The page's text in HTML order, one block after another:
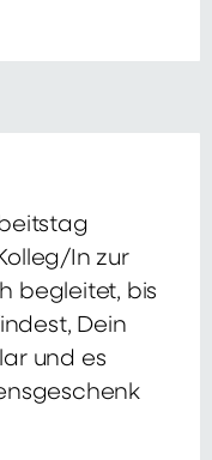
In zur
begleitet, bis
Dein
und es